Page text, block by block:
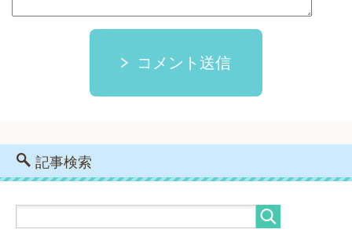
コメント送信
記事検索